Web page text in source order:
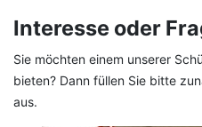
Interesse oder
Sie möchten einem unserer
bieten? Dann füllen Sie bitte
aus.